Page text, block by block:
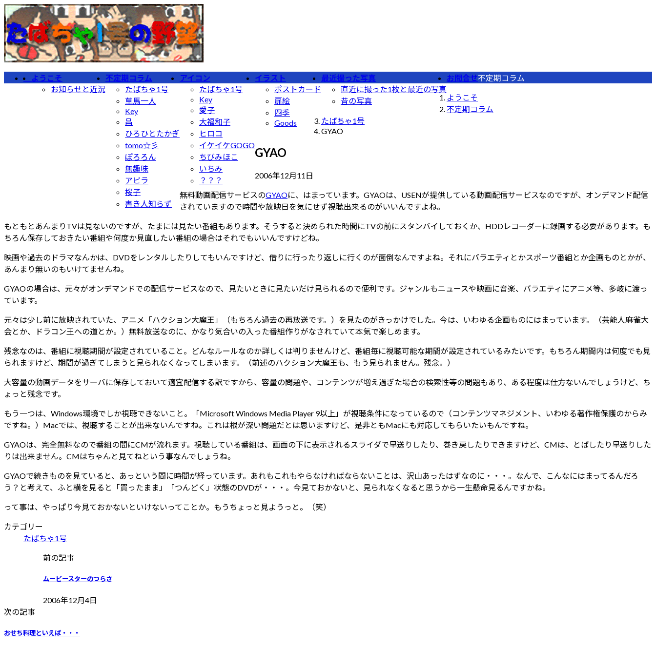
コ
ン
テ
ン
ツ
ナ
ビ
ゲ
ー
シ
ようこそ
お知らせと近況
不定期コラム
たばちゃ1号
草馬一人
Key
昌
ひろひとたかぎ
tomo☆彡
ぽろろん
無趣味
アピラ
桜子
書き人知らず
アイコン
たばちゃ1号
Key
愛子
大福和子
ヒロコ
イケイケGOGO
ちびみほこ
いちみ
？？？
イラスト
ポストカード
扉絵
四季
Goods
最近撮った写真
直近に撮った1枚と最近の写真
昔の写真
お問合せ不定期コラム
ようこそ
不定期コラム
たばちゃ1号
GYAO
GYAO
2006年12月11日
更
新
日
時
:
無料動画配信サービスのGYAOに、はまっています。GYAOは、USENが提供している動画配信サービスなのですが、オンデマンド配信
されていますので時間や放映日を気にせず視聴出来るのがいいんですよね。
もともとあんまりTVは見ないのですが、たまには見たい番組もあります。そうすると決められた時間にTVの前にスタンバイしておくか、HDDレコーダーに録画する必要があります。も
ちろん保存しておきたい番組や何度か見直したい番組の場合はそれでもいいんですけどね。
映画や過去のドラマなんかは、DVDをレンタルしたりしてもいんですけど、借りに行ったり返しに行くのが面倒なんですよね。それにバラエティとかスポーツ番組とか企画ものとかが、
あんまり無いのもいけてませんね。
GYAOの場合は、元々がオンデマンドでの配信サービスなので、見たいときに見たいだけ見られるので便利です。ジャンルもニュースや映画に音楽、バラエティにアニメ等、多岐に渡っ
ています。
元々は少し前に放映されていた、アニメ「ハクション大魔王」（もちろん過去の再放送です。）を見たのがきっかけでした。今は、いわゆる企画ものにはまっています。（芸能人麻雀大
会とか、ドラコン王への道とか。）無料放送なのに、かなり気合いの入った番組作りがなされていて本気で楽しめます。
残念なのは、番組に視聴期間が設定されていること。どんなルールなのか詳しくは判りませんけど、番組毎に視聴可能な期間が設定されているみたいです。もちろん期間内は何度でも見
られますけど、期間が過ぎてしまうと見られなくなってしまいます。（前述のハクション大魔王も、もう見られません。残念。）
大容量の動画データをサーバに保存しておいて適宜配信する訳ですから、容量の問題や、コンテンツが増え過ぎた場合の検索性等の問題もあり、ある程度は仕方ないんでしょうけど、ち
ょっと残念です。
もう一つは、Windows環境でしか視聴できないこと。「Microsoft Windows Media Player 9以上」が視聴条件になっているので（コンテンツマネジメント、いわゆる著作権保護のからみ
ですね。）Macでは、視聴することが出来ないんですね。これは根が深い問題だとは思いますけど、是非ともMacにも対応してもらいたいもんですね。
GYAOは、完全無料なので番組の間にCMが流れます。視聴している番組は、画面の下に表示されるスライダで早送りしたり、巻き戻したりできますけど、CMは、とばしたり早送りした
りは出来ません。CMはちゃんと見てねという事なんでしょうね。
GYAOで続きものを見ていると、あっという間に時間が経っています。あれもこれもやらなければならないことは、沢山あったはずなのに・・・。なんで、こんなにはまってるんだろ
う？と考えて、ふと横を見ると「買ったまま」「つんどく」状態のDVDが・・・。今見ておかないと、見られなくなると思うから一生懸命見るんですかね。
って事は、やっぱり今見ておかないといけないってことか。もうちょっと見ようっと。（笑）
カテゴリー
たばちゃ1号
前の記事
ムービースターのつらさ
2006年12月4日
次の記事
おせち料理といえば・・・